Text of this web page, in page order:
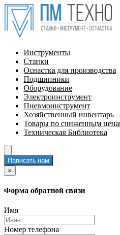
Инструменты
Станки
Оснастка для производства
Подшипники
Оборудование
Электроинструмент
Пневмоинструмент
Хозяйственный инвентарь
Товары по сниженным
Техническая Библиотека
Написать нам
×
Форма обратной связи
Имя
Номер телефона